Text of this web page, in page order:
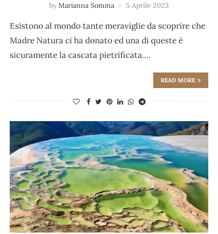
by Marianna Somma 5 Aprile 2023
Esistono al mondo tante meraviglie da scoprire che
Madre Natura ci ha donato ed una di queste è
sicuramente la cascata pietrificata.…
READ MORE